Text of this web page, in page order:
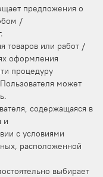
предложения о
/
товаров или работ /
оформления
процедуру
может
содержащаяся в
и
с условиями
расположенной
выбирает